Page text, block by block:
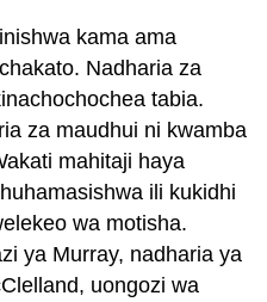
kama ama
Nadharia za
tabia.
za maudhui ni kwamba
mahitaji haya
ili kukidhi
wa motisha.
ya Murray, nadharia ya
uongozi wa